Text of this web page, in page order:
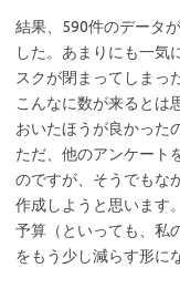
結果、590件のデータ
した。あまりにも一気
スクが閉まってしまっ
こんなに数が来るとは
おいたほうが良かった
ただ、他のアンケート
のですが、そうでもな
作成しようと思います。
予算（といっても、私
をもう少し減らす形に